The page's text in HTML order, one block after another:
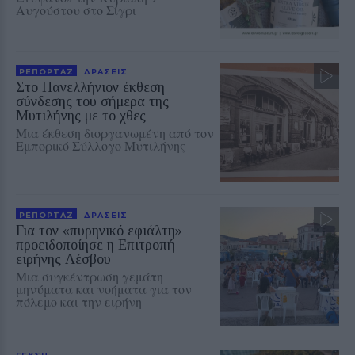
Αυγούστου στο Σίγρι
ΡΕΠΟΡΤΑΖ ΔΡΑΣΕΙΣ
Στο Πανελλήνιον έκθεση
σύνδεσης του σήμερα της
Μυτιλήνης με το χθες
Μια έκθεση διοργανωμένη από τον
Εμπορικό Σύλλογο Μυτιλήνης
ΡΕΠΟΡΤΑΖ ΔΡΑΣΕΙΣ
Για τον «πυρηνικό εφιάλτη»
προειδοποίησε η Επιτροπή
ειρήνης Λέσβου
Μια συγκέντρωση γεμάτη
μηνύματα και νοήματα για τον
πόλεμο και την ειρήνη